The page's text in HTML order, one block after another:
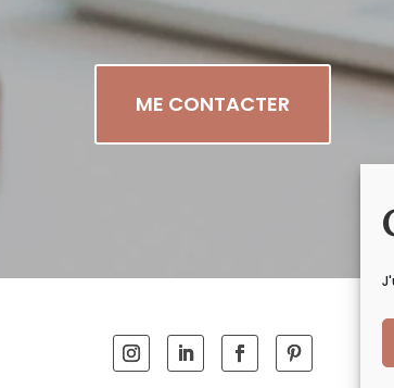
ME CONTACTER